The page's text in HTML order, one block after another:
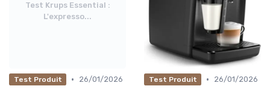
Test Krups Essential :
L'expresso...
Test Produit •
26/01/2026
Test Produit •
26/01/2026